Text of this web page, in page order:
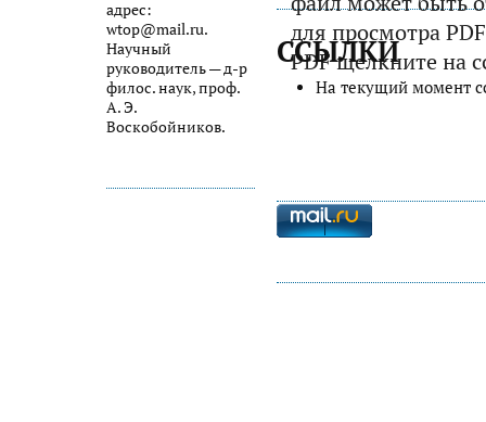
адрес:
wtop@mail.ru.
Научный
руководитель — д-р
филос. наук, проф.
А. Э.
Воскобойников.
для просмотра
PDF щелкните на
ССЫЛКИ
На текущий момент